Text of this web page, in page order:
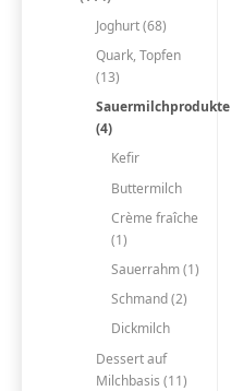
Joghurt (68)
Quark, Topfen
(13)
Sauermilchprodukte
(4)
Kefir
Buttermilch
Crème fraîche
(1)
Sauerrahm (1)
Schmand (2)
Dickmilch
Dessert auf
Milchbasis (11)